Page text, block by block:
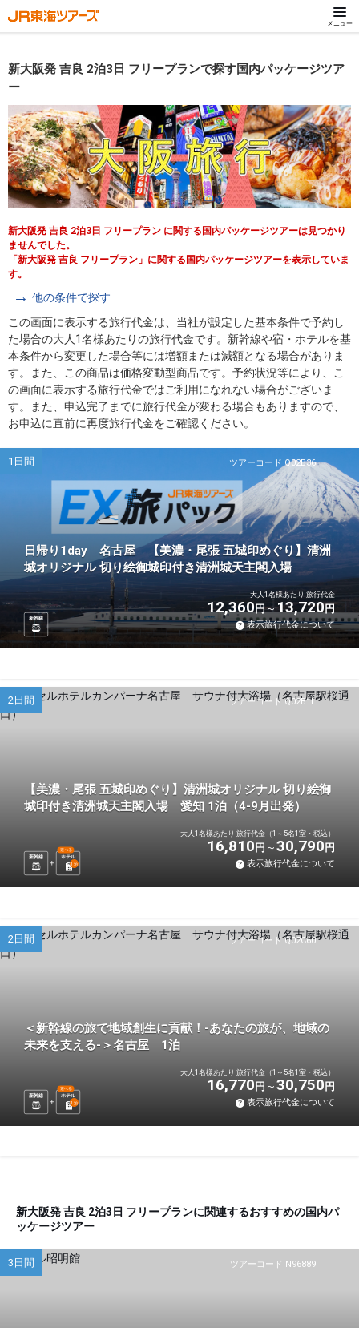
メニュー
新大阪発 吉良 2泊3日 フリープランで探す国内パッケージツア
ー
新大阪発 吉良 2泊3日 フリープラン に関する国内パッケージツアーは見つかり
ませんでした。
「新大阪発 吉良 フリープラン」に関する国内パッケージツアーを表示していま
す。
他の条件で探す
この画面に表示する旅行代金は、当社が設定した基本条件で予約し
た場合の大人1名様あたりの旅行代金です。新幹線や宿・ホテルを基
本条件から変更した場合等には増額または減額となる場合がありま
す。また、この商品は価格変動型商品です。予約状況等により、こ
の画面に表示する旅行代金ではご利用になれない場合がございま
す。また、申込完了までに旅行代金が変わる場合もありますので、
お申込に直前に再度旅行代金をご確認ください。
ツアーコード Q02B36
1日間
日帰り1day 名古屋 【美濃・尾張 五城印めぐり】清洲
城オリジナル 切り絵御城印付き清洲城天主閣入場
新幹線
大人1名様あたり 旅行代金
12,360円 13,720円
表示旅行代金について
ツアーコード Q02B1L
2日間
【美濃・尾張 五城印めぐり】清洲城オリジナル 切り絵御
城印付き清洲城天主閣入場 愛知 1泊（4-9月出発）
新幹線 ホテル
選べる
1 泊
大人1名様あたり 旅行代金（1～5名1室・税込）
16,810 円 30,790 円
表示旅行代金について
ツアーコード Q02C60
2日間
＜新幹線の旅で地域創生に貢献！-あなたの旅が、地域の
未来を支える-＞名古屋 1泊
新幹線 ホテル
選べる
1 泊
大人1名様あたり 旅行代金（1～5名1室・税込）
16,770 円 30,750 円
表示旅行代金について
新大阪発 吉良 2泊3日 フリープランに関連するおすすめの国内パ
ッケージツアー
ツアーコード N96889
3日間